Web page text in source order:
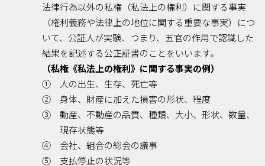
法律行為以外の私権（私法上の権利）に関する事実
（権利義務や法律上の地位に関する重要な事実）につ
いて、公証人が実験、つまり、五官の作用で認識した
結果を記述する公正証書のことをいいます。
（私権《私法上の権利》に関する事実の例）
① 人の出生、生存、死亡等
② 身体、財産に加えた損害の形状、程度
③ 動産、不動産の品質、種類、大小、形状、数量、
現存状態等
④ 会社、組合の総会の議事
⑤ 支払停止の状況等